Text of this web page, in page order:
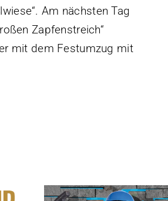
Am nächsten Tag
Zapfenstreich“
mit dem Festumzug mit